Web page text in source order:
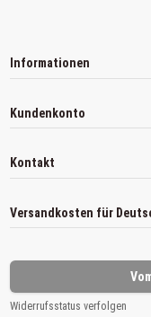
Informationen
Kundenkonto
Kontakt
Versandkosten für
Widerrufsstatus verfolgen